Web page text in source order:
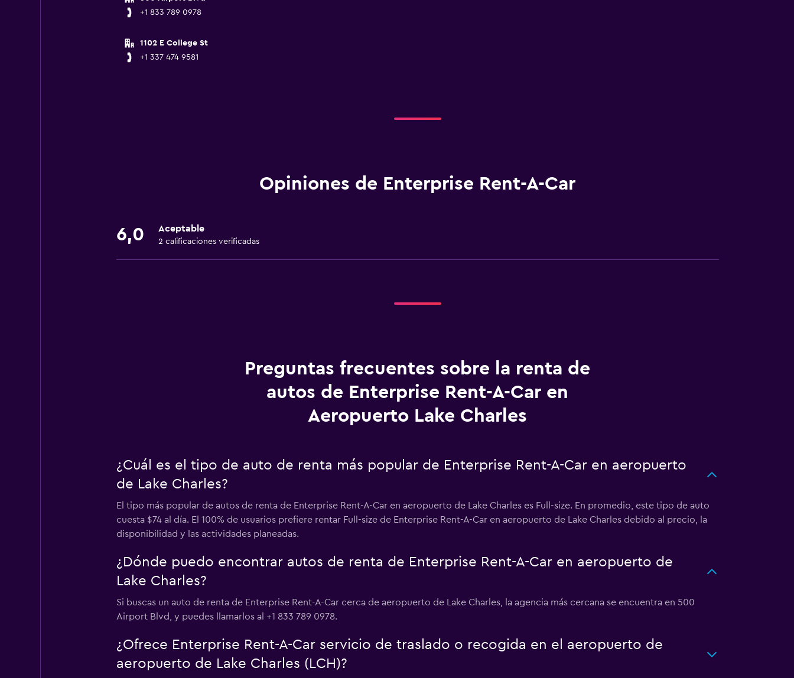
+1 833 789 0978
1102 E College St
+1 337 474 9581
Opiniones de Enterprise Rent-A-Car
6,0 Aceptable
2 calificaciones verificadas
Preguntas frecuentes sobre la renta de
autos de Enterprise Rent-A-Car en
Aeropuerto Lake Charles
¿Cuál es el tipo de auto de renta más popular de Enterprise Rent-A-Car en aeropuerto
de Lake Charles?
El tipo más popular de autos de renta de Enterprise Rent-A-Car en aeropuerto de Lake Charles es Full-size. En promedio, este tipo de auto
cuesta $74 al día. El 100% de usuarios prefiere rentar Full-size de Enterprise Rent-A-Car en aeropuerto de Lake Charles debido al precio, la
disponibilidad y las actividades planeadas.
¿Dónde puedo encontrar autos de renta de Enterprise Rent-A-Car en aeropuerto de
Lake Charles?
Si buscas un auto de renta de Enterprise Rent-A-Car cerca de aeropuerto de Lake Charles, la agencia más cercana se encuentra en 500
Airport Blvd, y puedes llamarlos al +1 833 789 0978.
¿Ofrece Enterprise Rent-A-Car servicio de traslado o recogida en el aeropuerto de
aeropuerto de Lake Charles (LCH)?